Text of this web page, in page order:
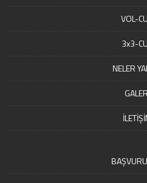
VOL-
3x3-
NELER